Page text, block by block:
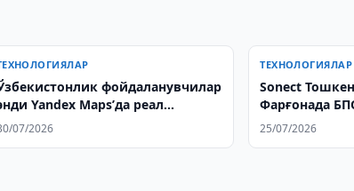
фойдаланувчилар
Yandex Maps’да реал
геопозицияни улаша
07/2026
ТЕХНОЛОГИЯЛАР
Sonect
Фарғонада
очишни
25/07/2026